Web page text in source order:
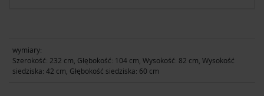
wymiary:
Szerokość: 232 cm, Głębokość: 104 cm, Wysokość: 82 cm, Wysokość
siedziska: 42 cm, Głębokość siedziska: 60 cm